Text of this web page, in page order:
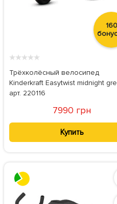
160
★★★★★
Трёхколёсный велосипед
Kinderkraft Easytwist midnight
арт. 220116
7990 грн
Купить